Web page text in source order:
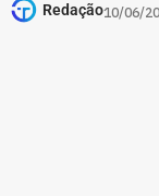
Redação10/06/